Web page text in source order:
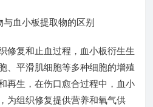
修复和止血过程，血小板衍生生
、平滑肌细胞等多种细胞的增殖
再生，在伤口愈合过程中，血小
为组织修复提供营养和氧气供